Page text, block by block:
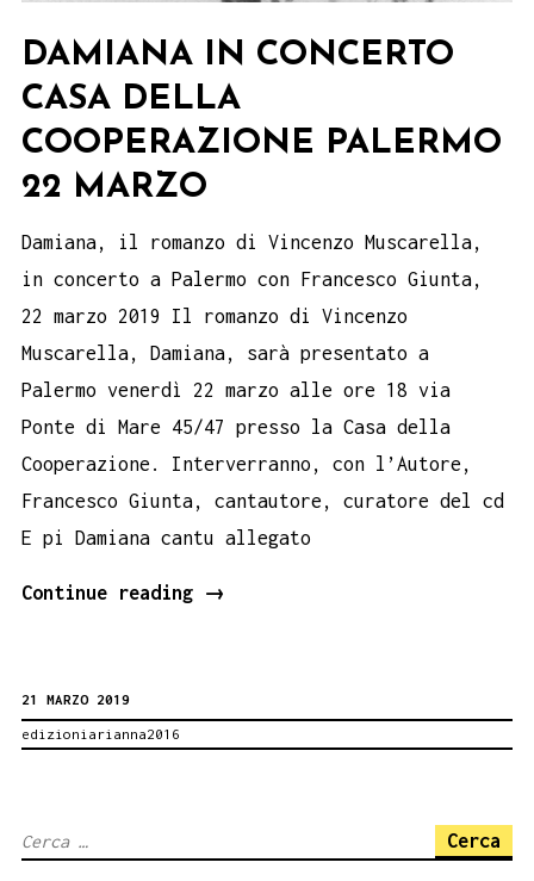
DAMIANA IN CONCERTO
CASA DELLA
COOPERAZIONE PALERMO
22 MARZO
Damiana, il romanzo di Vincenzo Muscarella,
in concerto a Palermo con Francesco Giunta,
22 marzo 2019 Il romanzo di Vincenzo
Muscarella, Damiana, sarà presentato a
Palermo venerdì 22 marzo alle ore 18 via
Ponte di Mare 45/47 presso la Casa della
Cooperazione. Interverranno, con l’Autore,
Francesco Giunta, cantautore, curatore del cd
E pi Damiana cantu allegato
Continue reading
Damiana
→
21 MARZO 2019
edizioniarianna2016
Ricerca